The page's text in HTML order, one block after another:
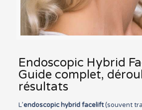
Endoscopic Hybrid
Guide complet,
résultats
L’endoscopic hybrid facelift(souvent